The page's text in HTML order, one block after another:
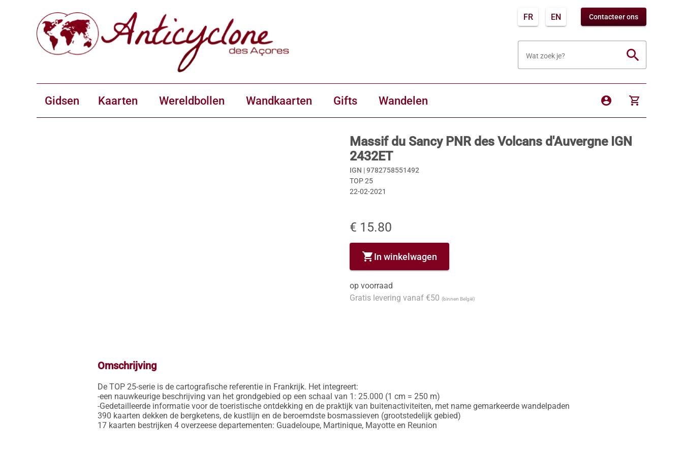
FR EN Contacteer ons
Wat zoek je? search
Gidsen Kaarten Wereldbollen Wandkaarten Gifts Wandelen account_circle shopping_cart
Massif du Sancy PNR des Volcans d'Auvergne IGN
2432ET
IGN |9782758551492
TOP 25
22-02-2021
€ 15.80
shopping_cartIn winkelwagen
op voorraad
Gratis levering vanaf €50 (binnen België)
Omschrijving
De TOP 25-serie is de cartografische referentie in Frankrijk. Het integreert:
-een nauwkeurige beschrijving van het grondgebied op een schaal van 1: 25.000 (1 cm = 250 m)
-Gedetailleerde informatie voor de toeristische ontdekking en de praktijk van buitenactiviteiten, met name gemarkeerde wandelpaden
390 kaarten dekken de bergketens, de kustlijn en de beroemdste bosmassieven (grootstedelijk gebied)
17 kaarten bestrijken 4 overzeese departementen: Guadeloupe, Martinique, Mayotte en Reunion